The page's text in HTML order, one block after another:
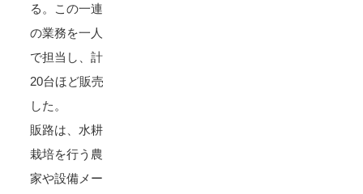
る。この一連
の業務を一人
で担当し、計
20台ほど販売
した。
販路は、水耕
栽培を行う農
家や設備メー